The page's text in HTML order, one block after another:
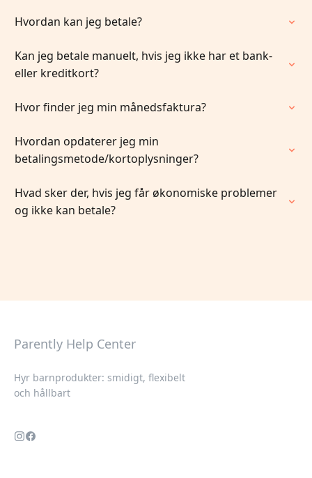
Hvordan kan jeg betale?
Kan jeg betale manuelt, hvis jeg ikke har et bank-
eller kreditkort?
Hvor finder jeg min månedsfaktura?
Hvordan opdaterer jeg min
betalingsmetode/kortoplysninger?
Hvad sker der, hvis jeg får økonomiske problemer
og ikke kan betale?
Parently Help Center
Hyr barnprodukter: smidigt, flexibelt
och hållbart